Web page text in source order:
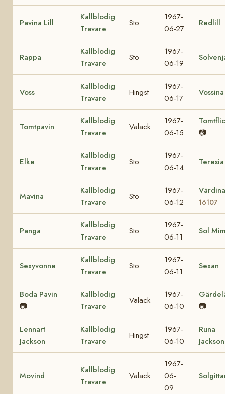
Pavina Lill
Kallblodig
Travare
Sto
1967-
06-27
Redlill
Rappa
Kallblodig
Travare
Sto
1967-
06-19
Voss
Kallblodig
Travare
Hingst
1967-
06-17
Vossina
Tomtpavin
Kallblodig
Travare
Valack
1967-
06-15
📷
Elke
Kallblodig
Travare
Sto
1967-
06-14
Teresia
Mavina
Kallblodig
Travare
Sto
1967-
06-12
Värdina
16107
Panga
Kallblodig
Travare
Sto
1967-
06-11
Sol
Sexyvonne
Kallblodig
Travare
Sto
1967-
06-11
Sexan
Boda Pavin
📷
Kallblodig
Travare
Valack
1967-
06-10
📷
Lennart
Jackson
Kallblodig
Travare
Hingst
1967-
06-10
Runa
Jackson
Movind
Kallblodig
Travare
Valack
1967-
06-
09